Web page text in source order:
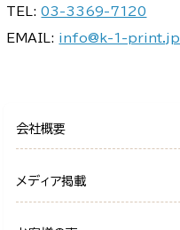
TEL:03-3369-7120
EMAIL: info@k-1-print.jp
会社概要
メディア掲載